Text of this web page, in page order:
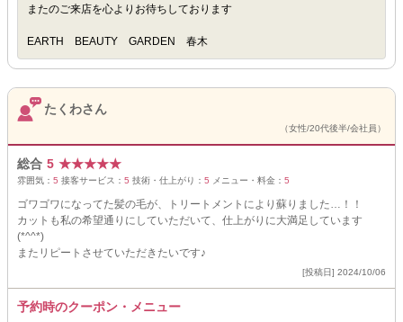
またのご来店を心よりお待ちしております
EARTH BEAUTY GARDEN 春木
たくわさん
（女性/20代後半/会社員）
総合 5 ★★★★★
雰囲気： 5 接客サービス： 5 技術・仕上がり： 5 メニュー・料金： 5
ゴワゴワになってた髪の毛が、トリートメントにより蘇りました…！！
カットも私の希望通りにしていただいて、仕上がりに大満足しています
(*^^*)
またリピートさせていただきたいです♪
[投稿日] 2024/10/06
予約時のクーポン・メニュー